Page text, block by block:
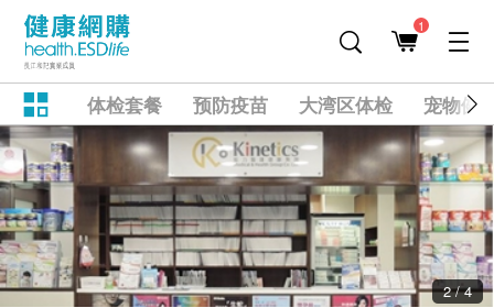
1
体检套餐 预防疫苗 大湾区体检 宠物健
2 / 4